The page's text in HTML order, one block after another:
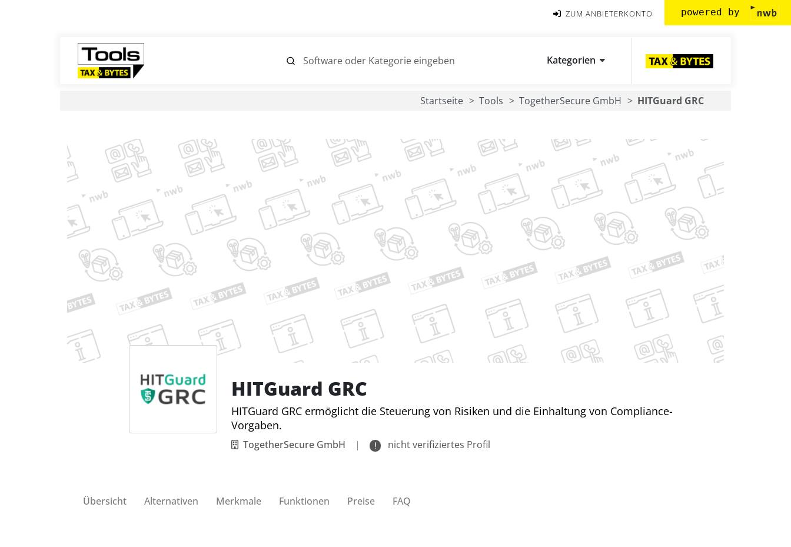
ZUM ANBIETERKONTO powered by
Kategorien
Startseite Tools TogetherSecure GmbH HITGuard GRC
HITGuard GRC
HITGuard GRC ermöglicht die Steuerung von Risiken und die Einhaltung von Compliance-
Vorgaben.
TogetherSecure GmbH | nicht verifiziertes Profil
Übersicht Alternativen Merkmale Funktionen Preise FAQ